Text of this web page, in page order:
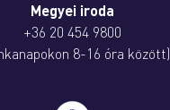
Megyei iroda
+36 20 454 9800
8-16 óra között)